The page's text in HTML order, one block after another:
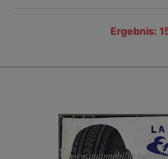
Ergebnis: